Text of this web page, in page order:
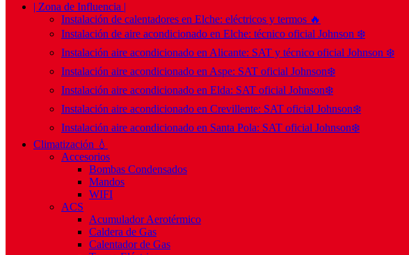
| Zona de Influencia |
Instalación de calentadores en Elche: eléctricos y termos 🔥
Instalación de aire acondicionado en Elche: técnico oficial Johnson ❄️
Instalación aire acondicionado en Alicante: SAT y técnico oficial Johnson ❄️
Instalación aire acondicionado en Aspe: SAT oficial Johnson❄️
Instalación aire acondicionado en Elda: SAT oficial Johnson❄️
Instalación aire acondicionado en Crevillente: SAT oficial Johnson❄️
Instalación aire acondicionado en Santa Pola: SAT oficial Johnson❄️
Climatización 💧
Accesorios
Bombas Condensados
Mandos
WIFI
ACS
Acumulador Aerotérmico
Caldera de Gas
Calentador de Gas